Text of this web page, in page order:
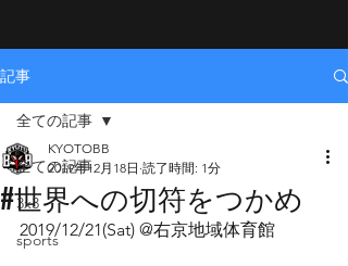
記事
全ての記事
3x3
sports
全ての記事
#世界への切符をつかめ
KYOTOBB
2019年12月18日 読了時間: 1分
2019/12/21(Sat) @右京地域体育館